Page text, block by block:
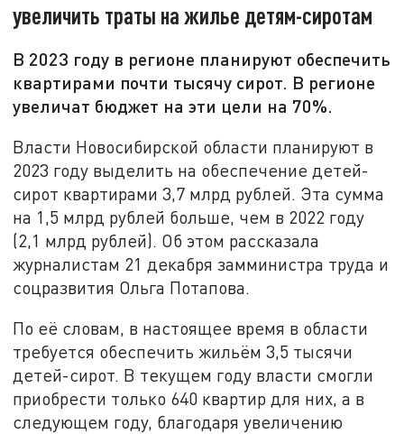
увеличить траты на жилье детям-сиротам
В 2023 году в регионе планируют обеспечить
квартирами почти тысячу сирот. В регионе
увеличат бюджет на эти цели на 70%.
Власти Новосибирской области планируют в
2023 году выделить на обеспечение детей-
сирот квартирами 3,7 млрд рублей. Эта сумма
на 1,5 млрд рублей больше, чем в 2022 году
(2,1 млрд рублей). Об этом рассказала
журналистам 21 декабря замминистра труда и
соцразвития Ольга Потапова.
По её словам, в настоящее время в области
требуется обеспечить жильём 3,5 тысячи
детей-сирот. В текущем году власти смогли
приобрести только 640 квартир для них, а в
следующем году, благодаря увеличению